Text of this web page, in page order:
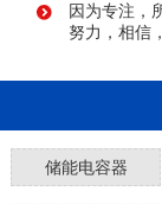
因为专注，
努力，相信
储能电容器